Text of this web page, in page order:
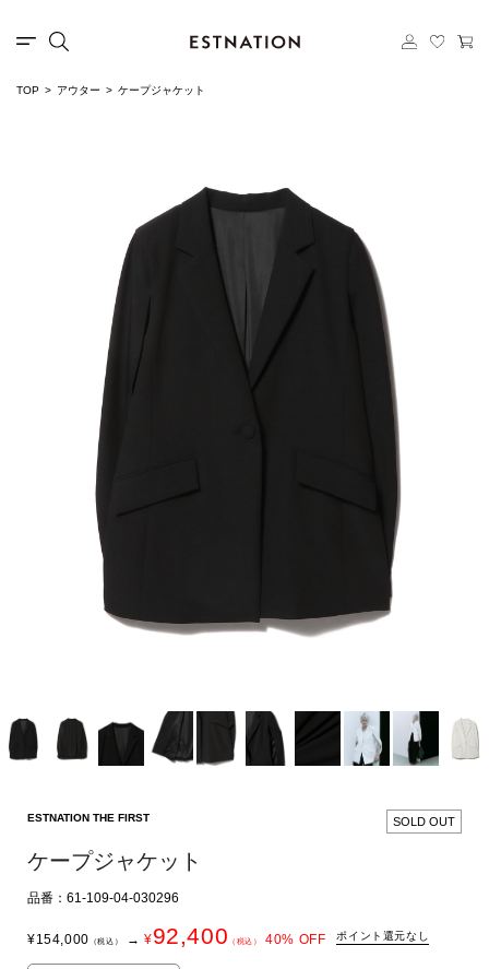
TOP アウター ケープジャケット
ESTNATION THE FIRST SOLD OUT
ケープジャケット
品番：61-109-04-030296
¥154,000 （税込） → ¥92,400 （税込） 40% OFF ポイント還元なし